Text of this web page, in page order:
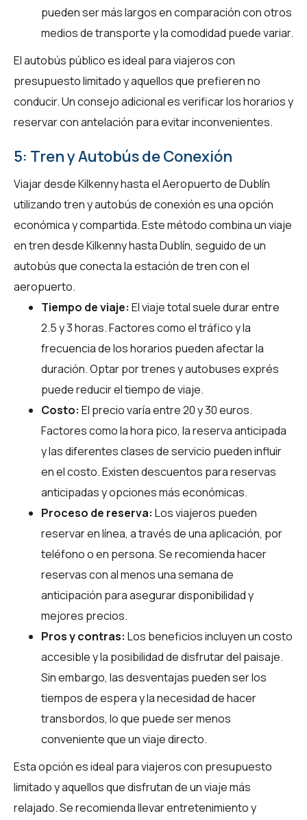
pueden ser más largos en comparación con otros
medios de transporte y la comodidad puede variar.
El autobús público es ideal para viajeros con
presupuesto limitado y aquellos que prefieren no
conducir. Un consejo adicional es verificar los horarios y
reservar con antelación para evitar inconvenientes.
5: Tren y Autobús de Conexión
Viajar desde Kilkenny hasta el Aeropuerto de Dublín
utilizando tren y autobús de conexión es una opción
económica y compartida. Este método combina un viaje
en tren desde Kilkenny hasta Dublín, seguido de un
autobús que conecta la estación de tren con el
aeropuerto.
Tiempo de viaje: El viaje total suele durar entre
2.5 y 3 horas. Factores como el tráfico y la
frecuencia de los horarios pueden afectar la
duración. Optar por trenes y autobuses exprés
puede reducir el tiempo de viaje.
Costo: El precio varía entre 20 y 30 euros.
Factores como la hora pico, la reserva anticipada
y las diferentes clases de servicio pueden influir
en el costo. Existen descuentos para reservas
anticipadas y opciones más económicas.
Proceso de reserva: Los viajeros pueden
reservar en línea, a través de una aplicación, por
teléfono o en persona. Se recomienda hacer
reservas con al menos una semana de
anticipación para asegurar disponibilidad y
mejores precios.
Pros y contras: Los beneficios incluyen un costo
accesible y la posibilidad de disfrutar del paisaje.
Sin embargo, las desventajas pueden ser los
tiempos de espera y la necesidad de hacer
transbordos, lo que puede ser menos
conveniente que un viaje directo.
Esta opción es ideal para viajeros con presupuesto
limitado y aquellos que disfrutan de un viaje más
relajado. Se recomienda llevar entretenimiento y